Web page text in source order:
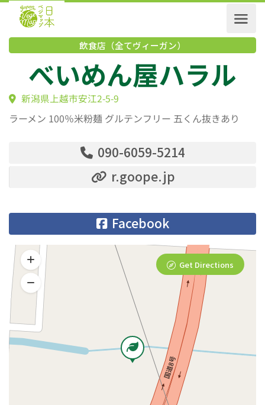
飲食店（全てヴィーガン）
べいめん屋ハラル
新潟県上越市安江2-5-9
ラーメン 100％米粉麺 グルテンフリー 五くん抜きあり
090-6059-5214
r.goope.jp
Facebook
Get Directions